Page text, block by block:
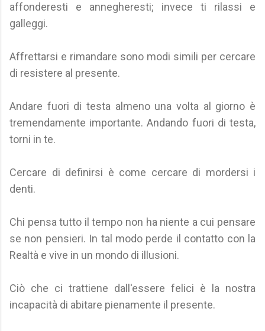
affonderesti e annegheresti; invece ti rilassi e
galleggi.
Affrettarsi e rimandare sono modi simili per cercare
di resistere al presente.
Andare fuori di testa almeno una volta al giorno è
tremendamente importante. Andando fuori di testa,
torni in te.
Cercare di definirsi è come cercare di mordersi i
denti.
Chi pensa tutto il tempo non ha niente a cui pensare
se non pensieri. In tal modo perde il contatto con la
Realtà e vive in un mondo di illusioni.
Ciò che ci trattiene dall'essere felici è la nostra
incapacità di abitare pienamente il presente.